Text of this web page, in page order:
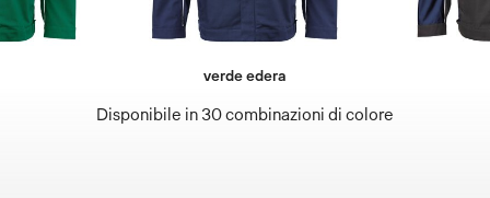
Disponibile in 30 combinazioni di colore
verde edera